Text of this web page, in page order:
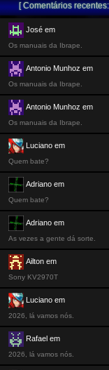
[ Comentários
José em
Os manuais da Ibrape.
Antonio Munhoz em
Os manuais da Ibrape.
Antonio Munhoz em
Os manuais da Ibrape.
Luciano em
Quem bate?
Adriano em
Quem bate?
Adriano em
As vezes a gente dá sorte.
Ailton em
Sony KV2970T
Luciano em
2026, lá vamos nós.
Rafael em
2026, lá vamos nós.